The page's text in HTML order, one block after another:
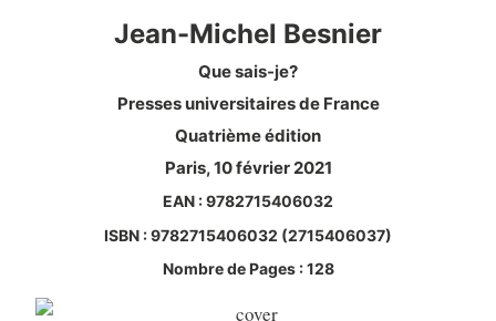
Jean-Michel Besnier
Que sais-je?
Presses universitaires de France
Quatrième édition
Paris, 10 février 2021
EAN : 9782715406032
ISBN : 9782715406032 (2715406037)
Nombre de Pages : 128